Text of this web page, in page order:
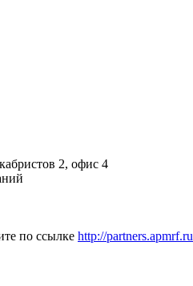
2, офис 4
по ссылке http://partners.apmrf.ru